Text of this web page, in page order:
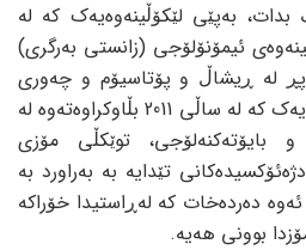
بەپێی لێکۆڵینەوەیەک کە لە
لێکۆڵینەوەی ئیمۆنۆلۆجی (زانستی بەرگری)
پڕ لە ڕیشاڵ و پۆتاسیۆم و چەوری
تواوەیە و بە پێی لێکۆڵینەوەیەک کە لە ساڵی 2011 بڵاوکراوەتەوە لە
و بایۆتەکنەلۆجی، توێکڵی مۆزی
تێدایە بە بەراورد بە
دەردەخات کە لەڕاستیدا خۆراکە
بوونی ھەیە.